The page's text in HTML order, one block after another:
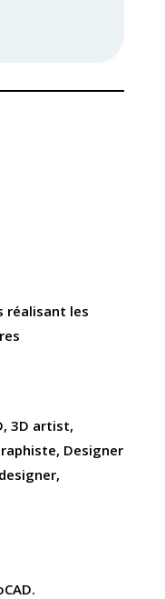
réalisant les
3D artist,
Designer